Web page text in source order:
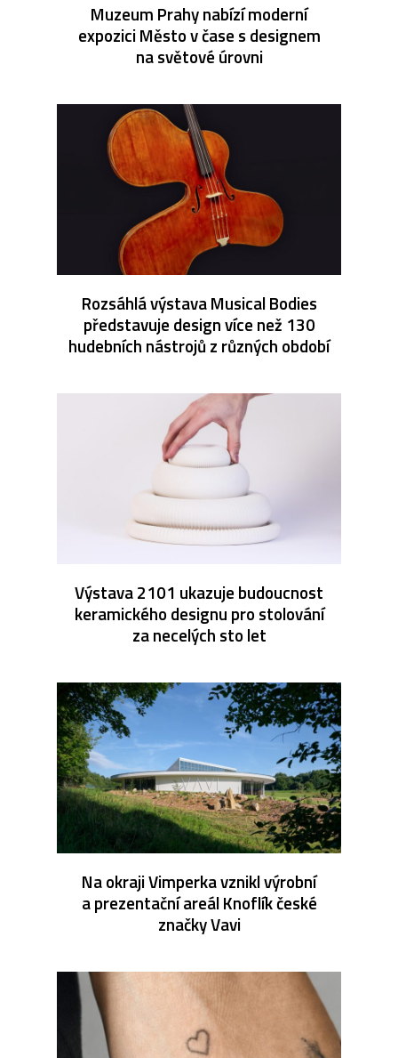
Muzeum Prahy nabízí moderní
expozici Město v čase s designem
na světové úrovni
Rozsáhlá výstava Musical Bodies
představuje design více než 130
hudebních nástrojů z různých období
Výstava 2101 ukazuje budoucnost
keramického designu pro stolování
za necelých sto let
Na okraji Vimperka vznikl výrobní
a prezentační areál Knoflík české
značky Vavi